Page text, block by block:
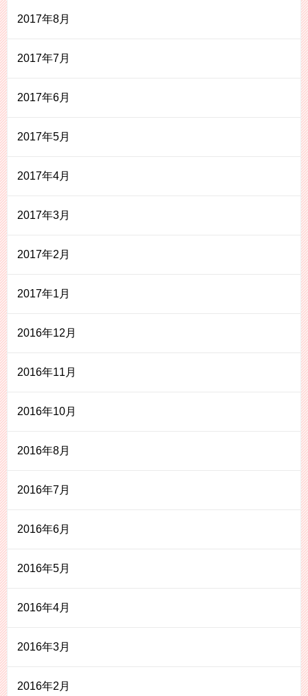
2017年8月
2017年7月
2017年6月
2017年5月
2017年4月
2017年3月
2017年2月
2017年1月
2016年12月
2016年11月
2016年10月
2016年8月
2016年7月
2016年6月
2016年5月
2016年4月
2016年3月
2016年2月